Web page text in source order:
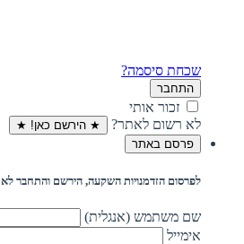
שכחת סיסמה?
התחבר
זכור אותי
לא רשום לאתר?
★ הירשם כאן! ★
פרסם באתר
לפרסום הזדמנויות השקעה, הירשם והתחבר לאתר. או
שם משתמש (אנגלית)
אימייל